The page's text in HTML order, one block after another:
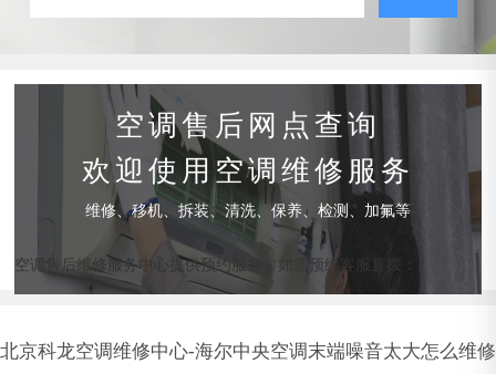
空调售后网点查询
欢迎使用空调维修服务
维修、移机、拆装、清洗、保养、检测、加氟等
空调售后维修服务中心提供预约服务，如需预约客服直拨：
北京科龙空调维修中心-海尔中央空调末端噪音太大怎么维修